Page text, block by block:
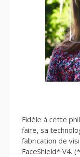
Fidèle à cette
faire, sa
fabrication de
FaceShield* V4.